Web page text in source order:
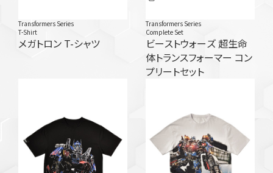
Transformers Series
T-Shirt
メガトロン T-シャツ
Transformers Series
Complete Set
ビーストウォーズ 超生命
体トランスフォーマー コン
プリートセット